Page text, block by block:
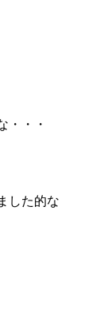
・・・
した的な